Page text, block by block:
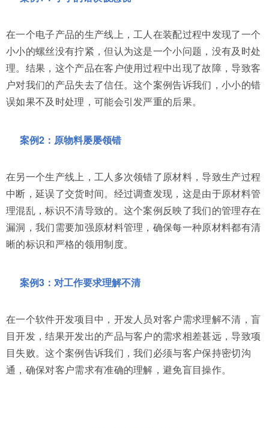
在一个电子产品的生产线上，工人在装配过程中发现了一个
小小的螺丝没有拧紧，但认为这是一个小问题，没有及时处
理。结果，这个产品在客户使用过程中出现了故障，导致客
户对我们的产品失去了信任。这个案例告诉我们，小小的错
误如果不及时处理，可能会引发严重的后果。
案例2：原物料屡屡领错
在另一个生产线上，工人多次领错了原材料，导致生产过程
中断，延误了交货时间。经过调查发现，这是由于原材料管
理混乱，标识不清导致的。这个案例反映了我们的管理存在
漏洞，我们需要加强原材料管理，确保每一种原材料都有清
晰的标识和严格的领用制度。
案例3：对工作要求理解不清
在一个软件开发项目中，开发人员对客户需求理解不清，盲
目开发，结果开发出的产品与客户的需求相差甚远，导致项
目失败。这个案例告诉我们，我们必须与客户保持密切沟
通，确保对客户需求有准确的理解，避免盲目操作。